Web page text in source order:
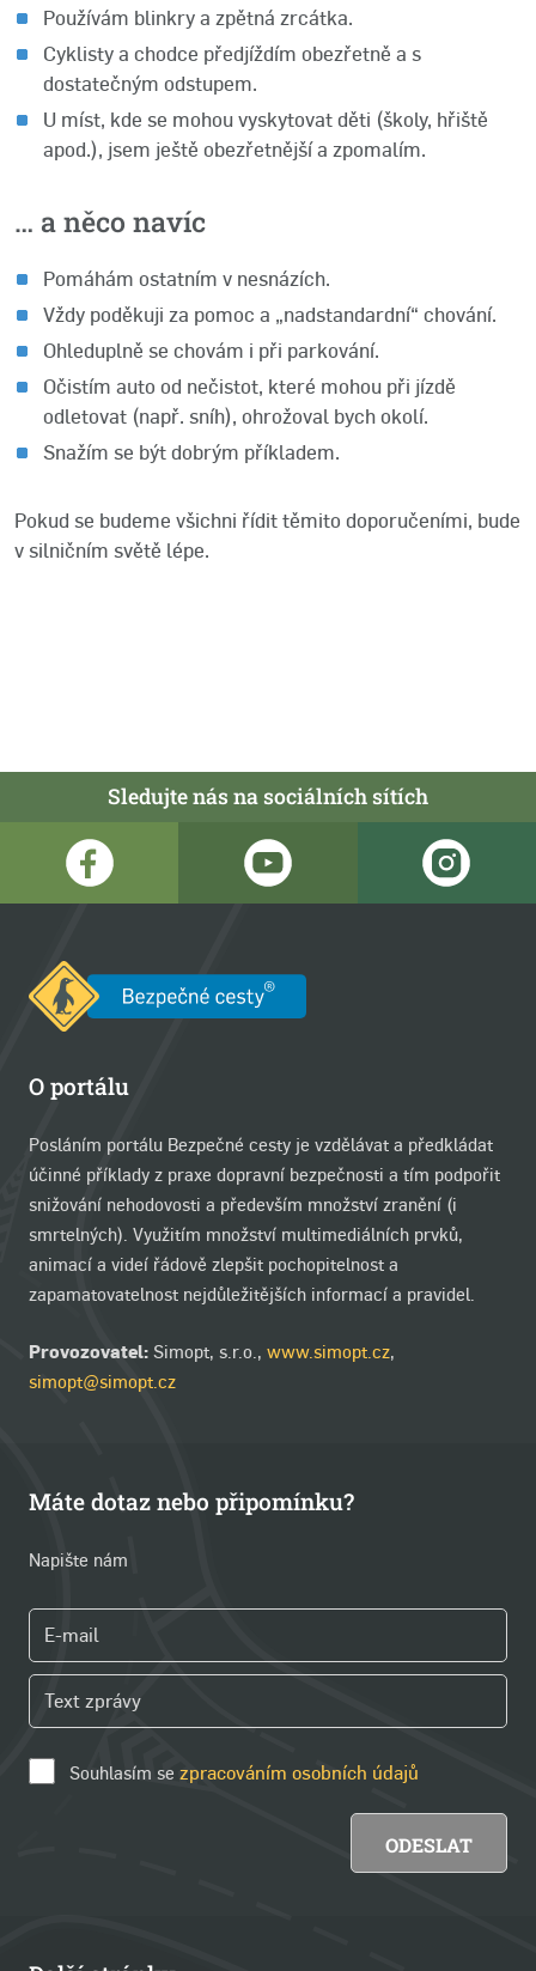
Používám blinkry a zpětná zrcátka.
Cyklisty a chodce předjíždím obezřetně a s
dostatečným odstupem.
U míst, kde se mohou vyskytovat děti (školy, hřiště
apod.), jsem ještě obezřetnější a zpomalím.
… a něco navíc
Pomáhám ostatním v nesnázích.
Vždy poděkuji za pomoc a „nadstandardní“ chování.
Ohleduplně se chovám i při parkování.
Očistím auto od nečistot, které mohou při jízdě
odletovat (např. sníh), ohrožoval bych okolí.
Snažím se být dobrým příkladem.
Pokud se budeme všichni řídit těmito doporučeními, bude
v silničním světě lépe.
Sledujte nás na sociálních sítích
O portálu
Posláním portálu Bezpečné cesty je vzdělávat a předkládat
účinné příklady z praxe dopravní bezpečnosti a tím podpořit
snižování nehodovosti a především množství zranění (i
smrtelných). Využitím množství multimediálních prvků,
animací a videí řádově zlepšit pochopitelnost a
zapamatovatelnost nejdůležitějších informací a pravidel.
Provozovatel: Simopt, s.r.o., www.simopt.cz,
simopt@simopt.cz
Máte dotaz nebo připomínku?
Napište nám
Souhlasím se zpracováním osobních údajů